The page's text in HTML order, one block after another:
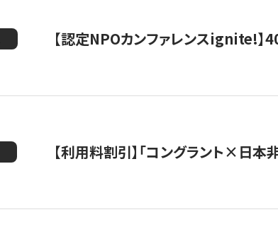
【認定NPOカンファレンスignite!】
【利用料割引】「コングラント×日